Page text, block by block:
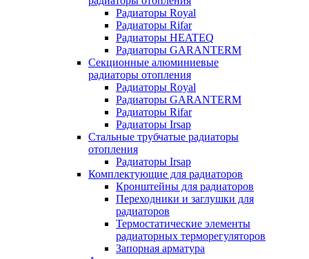
Радиаторы Royal
Радиаторы Rifar
Радиаторы HEATEQ
Радиаторы GARANTERM
Секционные алюминиевые
радиаторы отопления
Радиаторы Royal
Радиаторы GARANTERM
Радиаторы Rifar
Радиаторы Irsap
Стальные трубчатые радиаторы
отопления
Радиаторы Irsap
Комплектующие для радиаторов
Кронштейны для радиаторов
Переходники и заглушки для
радиаторов
Термостатические элементы
радиаторных терморегуляторов
Запорная арматура